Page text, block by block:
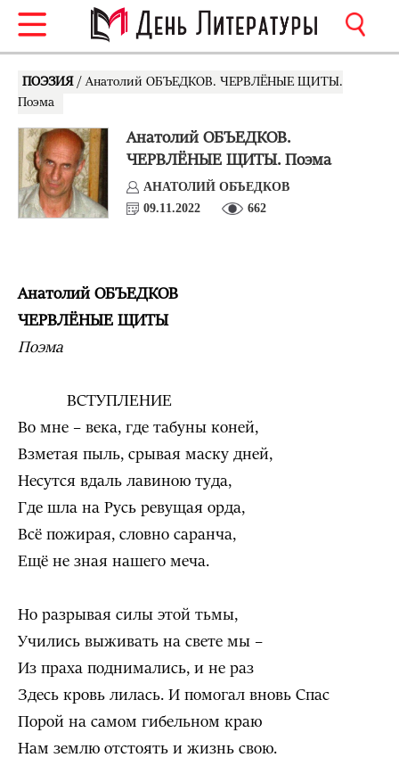
ПОЭЗИЯ / Анатолий ОБЪЕДКОВ. ЧЕРВЛЁНЫЕ ЩИТЫ.
Поэма
Анатолий ОБЪЕДКОВ.
ЧЕРВЛЁНЫЕ ЩИТЫ. Поэма
АНАТОЛИЙ ОБЪЕДКОВ
09.11.2022
662
Анатолий ОБЪЕДКОВ
ЧЕРВЛЁНЫЕ ЩИТЫ
Поэма
ВСТУПЛЕНИЕ
Во мне – века, где табуны коней,
Взметая пыль, срывая маску дней,
Несутся вдаль лавиною туда,
Где шла на Русь ревущая орда,
Всё пожирая, словно саранча,
Ещё не зная нашего меча.
Но разрывая силы этой тьмы,
Учились выживать на свете мы –
Из праха поднимались, и не раз
Здесь кровь лилась. И помогал вновь Спас
Порой на самом гибельном краю
Нам землю отстоять и жизнь свою.